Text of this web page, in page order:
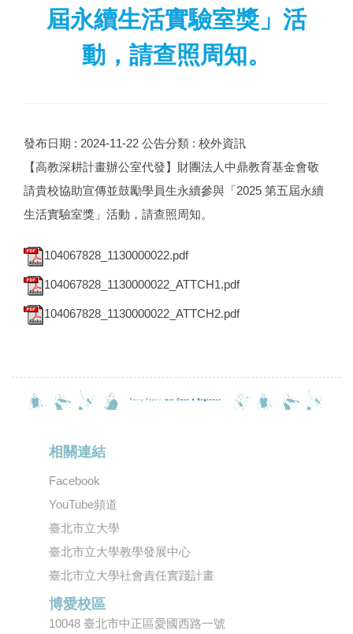
屆永續生活實驗室獎」活
動，請查照周知。
發布日期 : 2024-11-22 公告分類 : 校外資訊
【高教深耕計畫辦公室代發】財團法人中鼎教育基金會敬
請貴校協助宣傳並鼓勵學員生永續參與「2025 第五屆永續
生活實驗室獎」活動，請查照周知。
104067828_1130000022.pdf
104067828_1130000022_ATTCH1.pdf
104067828_1130000022_ATTCH2.pdf
相關連結
Facebook
YouTube頻道
臺北市立大學
臺北市立大學教學發展中心
臺北市立大學社會責任實踐計畫
博愛校區
10048 臺北市中正區愛國西路一號